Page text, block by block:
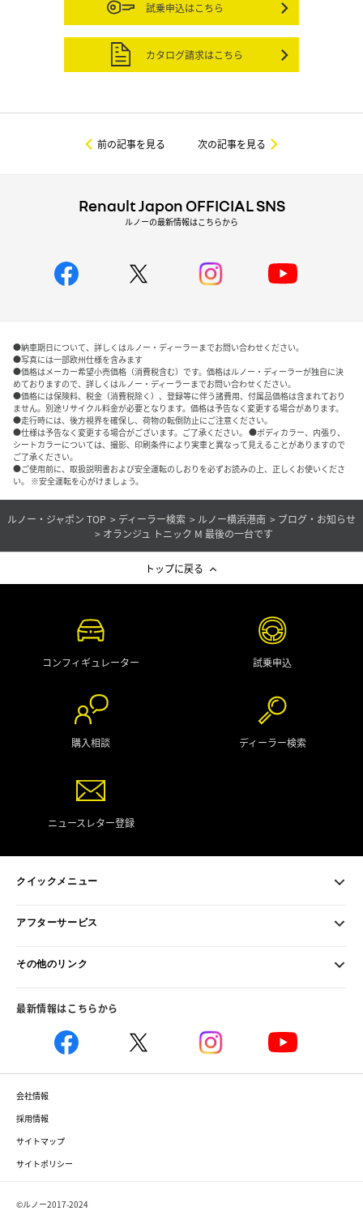
試乗申込はこちら
カタログ請求はこちら
前の記事を見る 次の記事を見る
Renault Japon OFFICIAL SNS
ルノーの最新情報はこちらから
●納車期日について、詳しくはルノー・ディーラーまでお問い合わせください。
●写真には一部欧州仕様を含みます
●価格はメーカー希望小売価格（消費税含む）です。価格はルノー・ディーラーが独自に決
めておりますので、詳しくはルノー・ディーラーまでお問い合わせください。
●価格には保険料、税金（消費税除く）、登録等に伴う諸費用、付属品価格は含まれており
ません。別途リサイクル料金が必要となります。価格は予告なく変更する場合があります。
●走行時には、後方視界を確保し、荷物の転倒防止にご注意ください。
●仕様は予告なく変更する場合がございます。ご了承ください。 ●ボディカラー、内張り、
シートカラーについては、撮影、印刷条件により実車と異なって見えることがありますので
ご了承ください。
●ご使用前に、取扱説明書および安全運転のしおりを必ずお読みの上、正しくお使いくださ
い。 ※安全運転を心がけましょう。
ルノー・ジャポン TOP ディーラー検索 ルノー横浜港南
ブログ・お知らせ
オランジュ トニック M 最後の一台です
トップに戻る
コンフィギュレーター 試乗申込
購入相談 ディーラー検索
ニュースレター登録
クイックメニュー
アフターサービス
その他のリンク
最新情報はこちらから
会社情報
採用情報
サイトマップ
サイトポリシー
©ルノー2017-2024